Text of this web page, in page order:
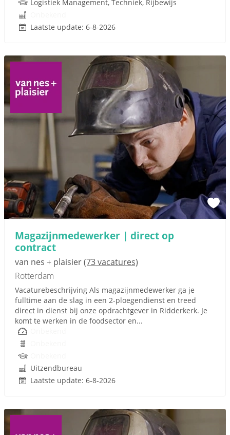
Logistiek Management, Techniek, Rijbewijs
Laatste update: 6-8-2026
Magazijnmedewerker | direct op
contract
van nes + plaisier(73 vacatures)
Rotterdam
Vacaturebeschrijving Als magazijnmedewerker ga je
fulltime aan de slag in een 2-ploegendienst en treed
direct in dienst bij onze opdrachtgever in Ridderkerk. Je
komt te werken in de foodsector en...
Uitzendbureau
Laatste update: 6-8-2026